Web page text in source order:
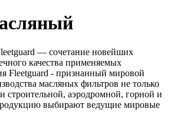
— сочетание новейших
качества применяемых
Fleetguard - признанный мировой
масляных фильтров не только
строительной, аэродромной, горной и
выбирают ведущие мировые